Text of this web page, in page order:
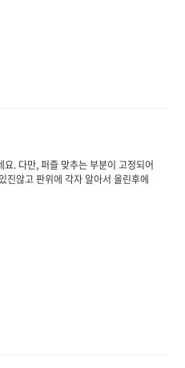
. 다만, 퍼즐 맞추는 부분이 고정되어
진않고 판위에 각자 알아서 올린후에